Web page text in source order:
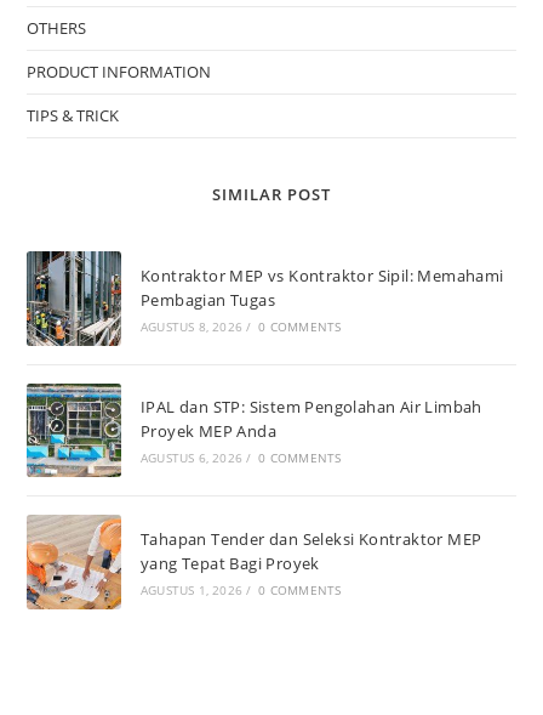
OTHERS
PRODUCT INFORMATION
TIPS & TRICK
SIMILAR POST
Kontraktor MEP vs Kontraktor Sipil: Memahami
Pembagian Tugas
AGUSTUS 8, 2026 / 0 COMMENTS
IPAL dan STP: Sistem Pengolahan Air Limbah
Proyek MEP Anda
AGUSTUS 6, 2026 / 0 COMMENTS
Tahapan Tender dan Seleksi Kontraktor MEP
yang Tepat Bagi Proyek
AGUSTUS 1, 2026 / 0 COMMENTS